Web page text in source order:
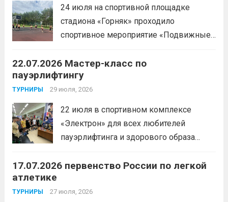
Всеволод3 место — Табакова
Александра
24 июля на спортивной площадке
стадиона «Горняк» проходило
спортивное мероприятие «Подвижные
«хоккей».Читать дальше
22.07.2026 Мастер-класс по
пауэрлифтингу
ТУРНИРЫ 29 июля, 2026
22 июля в спортивном комплексе
«Электрон» для всех любителей
пауэрлифтинга и здорового образа
с Анитой Андрюковой — мастером
победительницей первенства
17.07.2026 первенство России по легкой
атлетике
ТУРНИРЫ 27 июля, 2026